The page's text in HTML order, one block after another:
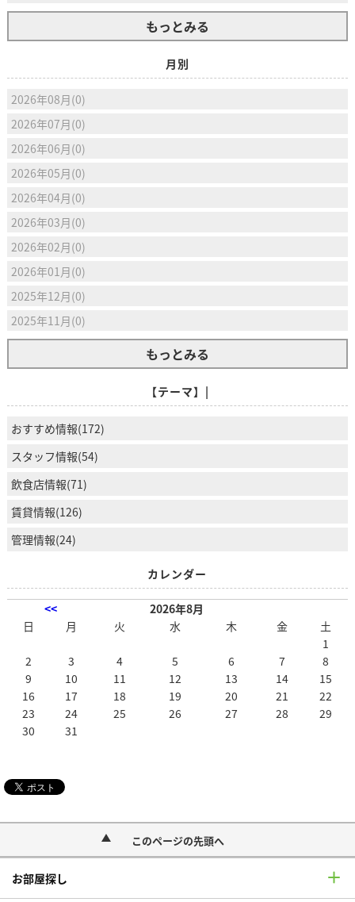
もっとみる
月別
2026年08月(0)
2026年07月(0)
2026年06月(0)
2026年05月(0)
2026年04月(0)
2026年03月(0)
2026年02月(0)
2026年01月(0)
2025年12月(0)
2025年11月(0)
もっとみる
【テーマ】|
おすすめ情報(172)
スタッフ情報(54)
飲食店情報(71)
賃貸情報(126)
管理情報(24)
カレンダー
<<
2026年8月
日
月 火 水 木 金
土
1
2
3 4 5 6 7
8
9
10 11 12 13 14
15
16
17 18 19 20 21
22
23
24 25 26 27 28
29
30
31
このページの先頭へ
お部屋探し